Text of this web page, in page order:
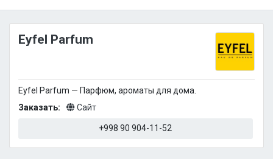
Eyfel Parfum
Eyfel Parfum — Парфюм, ароматы для дома.
Заказать:
Сайт
+998 90 904-11-52